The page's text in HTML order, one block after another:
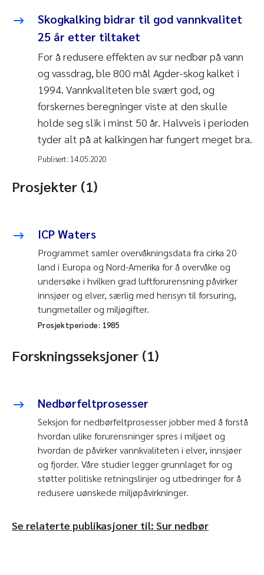
Skogkalking bidrar til god vannkvalitet
25 år etter tiltaket
For å redusere effekten av sur nedbør på vann
og vassdrag, ble 800 mål Agder-skog kalket i
1994. Vannkvaliteten ble svært god, og
forskernes beregninger viste at den skulle
holde seg slik i minst 50 år. Halvveis i perioden
tyder alt på at kalkingen har fungert meget bra.
Publisert: 14.05.2020
Prosjekter (1)
ICP Waters
Programmet samler overvåkningsdata fra cirka 20
land i Europa og Nord-Amerika for å overvåke og
undersøke i hvilken grad luftforurensning påvirker
innsjøer og elver, særlig med hensyn til forsuring,
tungmetaller og miljøgifter.
Prosjektperiode: 1985
Forskningsseksjoner (1)
Nedbørfeltprosesser
Seksjon for nedbørfeltprosesser jobber med å forstå
hvordan ulike forurensninger spres i miljøet og
hvordan de påvirker vannkvaliteten i elver, innsjøer
og fjorder. Våre studier legger grunnlaget for og
støtter politiske retningslinjer og utbedringer for å
redusere uønskede miljøpåvirkninger.
Se relaterte publikasjoner til: Sur nedbør